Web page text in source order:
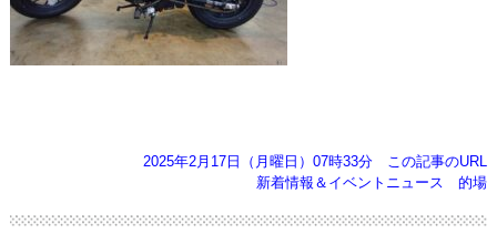
2025年2月17日（月曜日）07時33分
この記事のURL
新着情報＆イベントニュース
的場